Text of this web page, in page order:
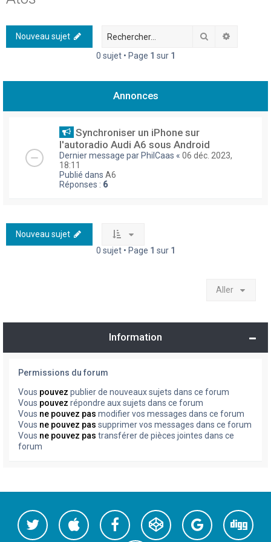
h
r
Nouveau sujet Rechercher
0 sujet • Page 1 sur 1
Annonces
Synchroniser un iPhone sur
l'autoradio Audi A6 sous Android
Dernier message par PhilCaas « 06 déc. 2023,
18:11
Publié dans A6
Réponses : 6
Nouveau sujet
0 sujet • Page 1 sur 1
Aller
Information
Permissions du forum
Vous pouvez publier de nouveaux sujets dans ce forum
Vous pouvez répondre aux sujets dans ce forum
Vous ne pouvez pas modifier vos messages dans ce forum
Vous ne pouvez pas supprimer vos messages dans ce forum
Vous ne pouvez pas transférer de pièces jointes dans ce
forum